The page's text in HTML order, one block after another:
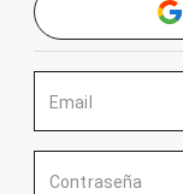
Email
Contraseña